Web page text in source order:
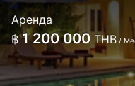
Аренда
฿ 1 200 000 THB /